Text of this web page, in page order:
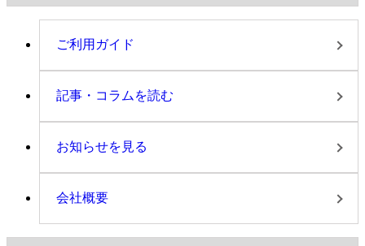
ご利用ガイド
記事・コラムを読む
お知らせを見る
会社概要